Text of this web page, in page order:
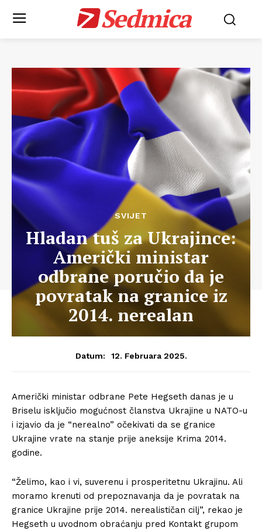
Sedmica
SVIJET
Hladan tuš za Ukrajince:
Američki ministar
odbrane poručio da je
povratak na granice iz
2014. nerealan
Datum: 12. Februara 2025.
Američki ministar odbrane Pete Hegseth danas je u
Briselu isključio mogućnost članstva Ukrajine u NATO-u
i izjavio da je “nerealno” očekivati da se granice
Ukrajine vrate na stanje prije aneksije Krima 2014.
godine.
“Želimo, kao i vi, suverenu i prosperitetnu Ukrajinu. Ali
moramo krenuti od prepoznavanja da je povratak na
granice Ukrajine prije 2014. nerealističan cilj”, rekao je
Hegseth u uvodnom obraćanju pred Kontakt grupom